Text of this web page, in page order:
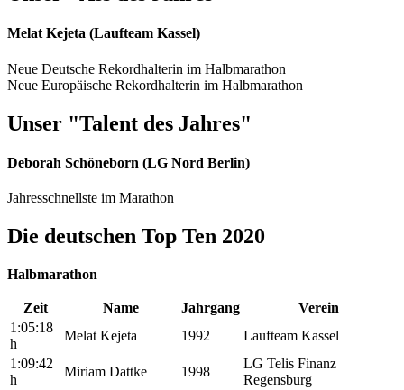
Melat Kejeta (Laufteam Kassel)
Neue Deutsche Rekordhalterin im Halbmarathon
Neue Europäische Rekordhalterin im Halbmarathon
Unser "Talent des Jahres"
Deborah Schöneborn (LG Nord Berlin)
Jahresschnellste im Marathon
Die deutschen Top Ten 2020
Halbmarathon
Zeit Name Jahrgang
Verein
1:05:18
h
Melat Kejeta 1992
Laufteam Kassel
1:09:42
h
Miriam Dattke 1998
LG Telis Finanz
Regensburg